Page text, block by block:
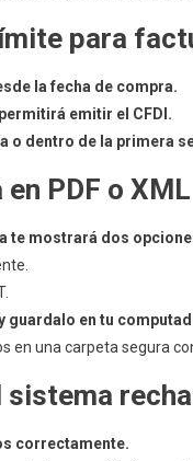
para
la fecha de compra.
emitir el CFDI.
o dentro de la primera
PDF o XML
te mostrará dos
guardalo en tu
en una carpeta segura
sistema
correctamente.